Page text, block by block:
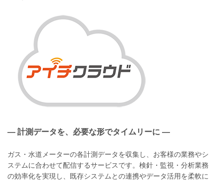
― 計測データを、必要な形でタイムリーに ―
ガス・水道メーターの各計測データを収集し、お客様の業務やシ
ステムに合わせて配信するサービスです。検針・監視・分析業務
の効率化を実現し、既存システムとの連携やデータ活用を柔軟に